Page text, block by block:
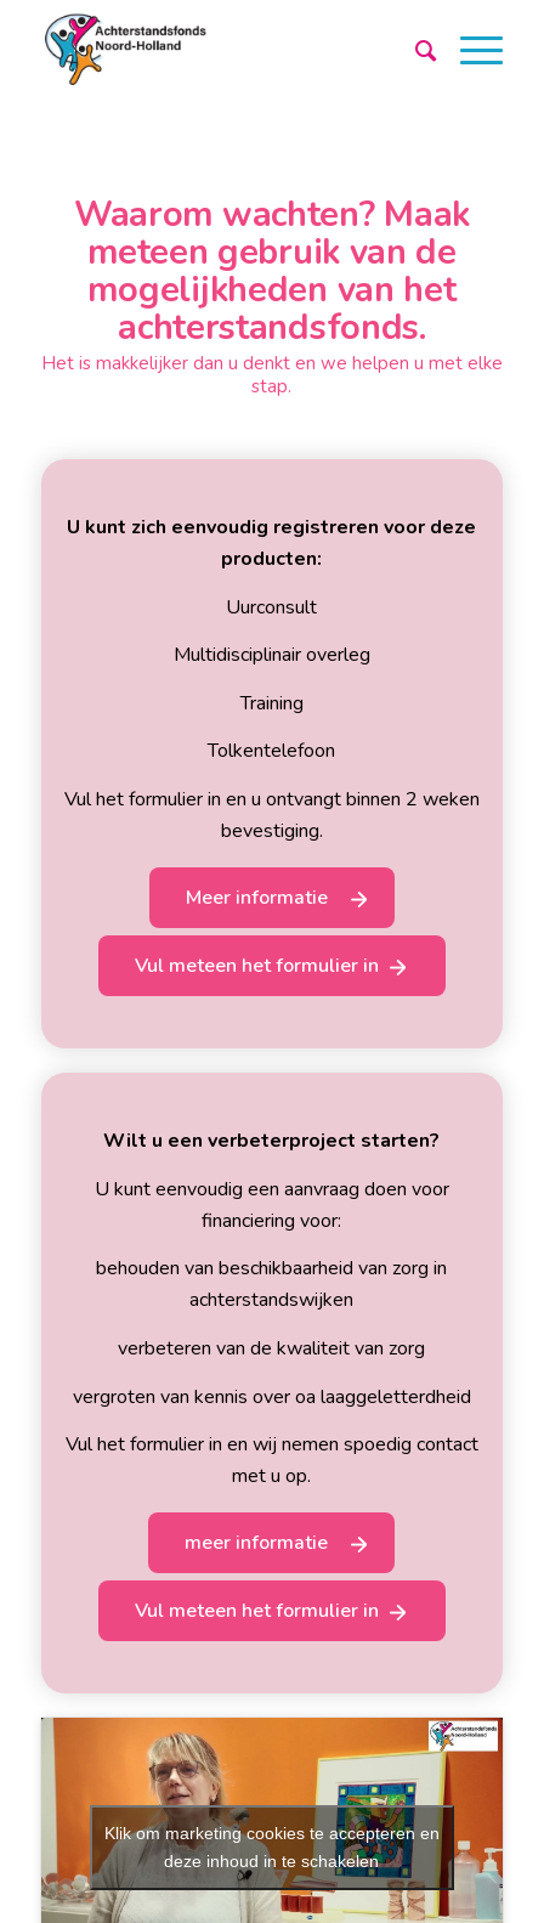
Waarom wachten? Maak
meteen gebruik van de
mogelijkheden van het
achterstandsfonds.
Het is makkelijker dan u denkt en we helpen u met elke
stap.
U kunt zich eenvoudig registreren voor deze
producten:
Uurconsult
Multidisciplinair overleg
Training
Tolkentelefoon
Vul het formulier in en u ontvangt binnen 2 weken
bevestiging.
Meer informatie
Vul meteen het formulier in
Wilt u een verbeterproject starten?
U kunt eenvoudig een aanvraag doen voor
financiering voor:
behouden van beschikbaarheid van zorg in
achterstandswijken
verbeteren van de kwaliteit van zorg
vergroten van kennis over oa laaggeletterdheid
Vul het formulier in en wij nemen spoedig contact
met u op.
meer informatie
Vul meteen het formulier in
Klik om marketing cookies te accepteren en
deze inhoud in te schakelen